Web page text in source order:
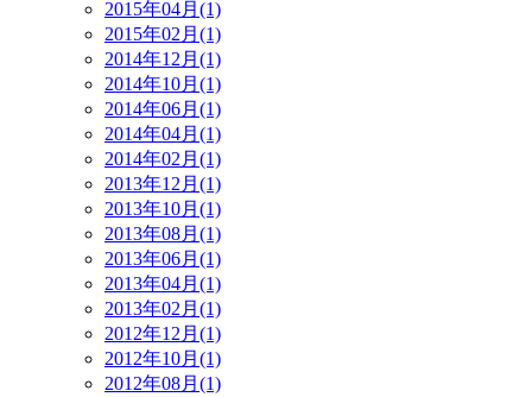
2015年04月(1)
2015年02月(1)
2014年12月(1)
2014年10月(1)
2014年06月(1)
2014年04月(1)
2014年02月(1)
2013年12月(1)
2013年10月(1)
2013年08月(1)
2013年06月(1)
2013年04月(1)
2013年02月(1)
2012年12月(1)
2012年10月(1)
2012年08月(1)